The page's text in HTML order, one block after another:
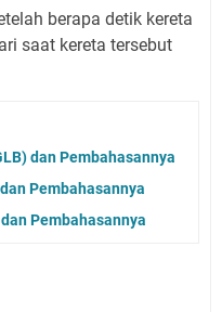
berapa detik kereta
saat kereta tersebut
dan Pembahasannya
Pembahasannya
Pembahasannya